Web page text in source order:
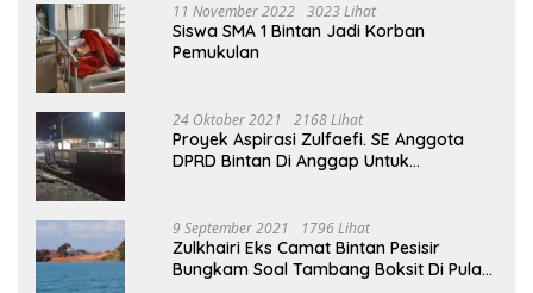
11 November 2022 3023 Lihat
Siswa SMA 1 Bintan Jadi Korban
Pemukulan
24 Oktober 2021 2168 Lihat
Proyek Aspirasi Zulfaefi. SE Anggota
DPRD Bintan Di Anggap Untuk
9 September 2021 1796 Lihat
Zulkhairi Eks Camat Bintan Pesisir
Bungkam Soal Tambang Boksit Di Pulau